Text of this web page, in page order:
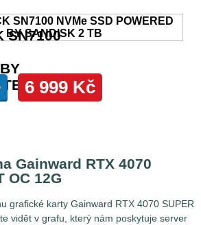
Gainward RTX 4070
OC 12G
grafické karty Gainward RTX 4070 SUPER
vidět v grafu, který nám poskytuje server